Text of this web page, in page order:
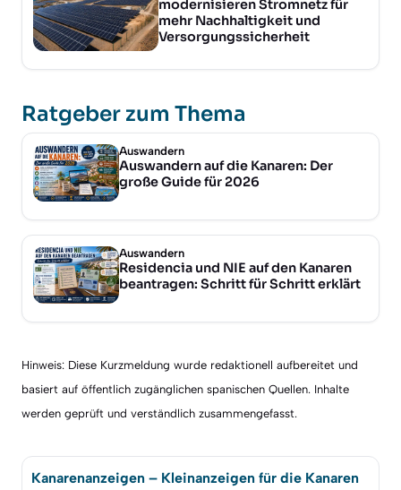
modernisieren Stromnetz für
mehr Nachhaltigkeit und
Versorgungssicherheit
Ratgeber zum Thema
Auswandern
Auswandern auf die Kanaren: Der
große Guide für 2026
Auswandern
Residencia und NIE auf den Kanaren
beantragen: Schritt für Schritt erklärt
Hinweis: Diese Kurzmeldung wurde redaktionell aufbereitet und
basiert auf öffentlich zugänglichen spanischen Quellen. Inhalte
werden geprüft und verständlich zusammengefasst.
Kanarenanzeigen – Kleinanzeigen für die Kanaren